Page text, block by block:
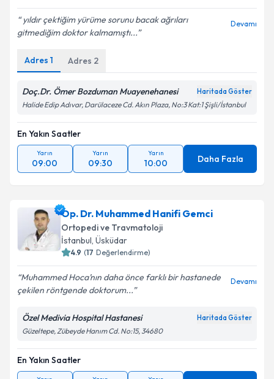
yıldır çektiğim yürüme sorunu bacak ağrıları
gitmediğim doktor kalmamıştı...
Devamı
Adres 1 Adres 2
Doç.Dr. Ömer Bozduman Muayenehanesi Haritada Göster
Halide Edip Adıvar, Darülaceze Cd. Akın Plaza, No:3 Kat:1 Şişli/İstanbul
En Yakın Saatler
Yarın
09:00
Yarın
09:30
Yarın
10:00 Daha Fazla
Op. Dr. Muhammed Hanifi Gemci
Ortopedi ve Travmatoloji
İstanbul, Üsküdar
4.9 (17 Değerlendirme)
Muhammed Hoca’nın daha önce farklı bir hastanede
çekilen röntgende doktorum...
Devamı
Özel Medivia Hospital Hastanesi Haritada Göster
Güzeltepe, Zübeyde Hanım Cd. No:15, 34680
En Yakın Saatler